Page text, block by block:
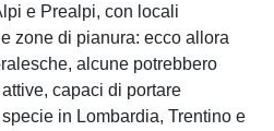
e Prealpi, con locali
zone di pianura: ecco allora
alcune potrebbero
capaci di portare
specie in Lombardia, Trentino e